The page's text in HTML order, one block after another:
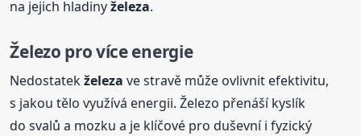
na jejich hladinyželeza.
Železo pro více energie
Nedostatekželeza ve stravě může ovlivnit efektivitu,
s jakou tělo využívá energii. Železo přenáší kyslík
do svalů a mozku a je klíčové pro duševní i fyzický